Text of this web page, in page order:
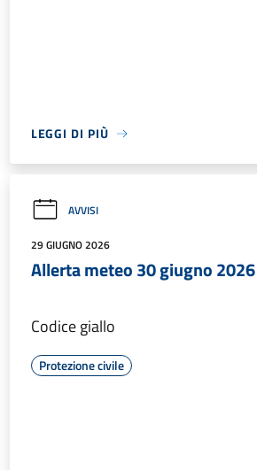
LEGGI DI PIÙ
AVVISI
29 GIUGNO 2026
Allerta meteo 30 giugno 2026
Codice giallo
Protezione civile